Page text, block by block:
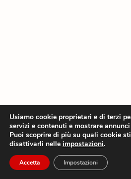
Usiamo cookie proprietari e di terzi
servizi e contenuti e mostrare
Puoi scoprire di più su quali cookie
disattivarli nelle impostazioni.
Accetta Impostazioni